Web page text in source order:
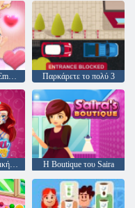
Νέα νόστιμα της Emily Αρχίζοντας έκδοση του Αγίου Βαλεντίνου Παρκάρετε το πολύ 3
Γενέθλια Ζωγραφική προσώπου Η Boutique του Saira